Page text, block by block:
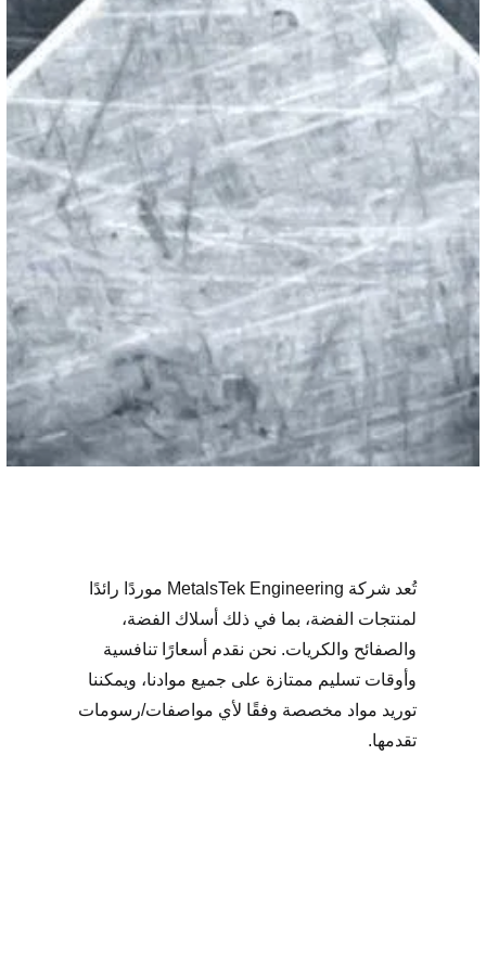
تُعد شركة MetalsTek Engineering موردًا رائدًا
لمنتجات الفضة، بما في ذلك أسلاك الفضة،
والصفائح والكريات. نحن نقدم أسعارًا تنافسية
وأوقات تسليم ممتازة على جميع موادنا، ويمكننا
توريد مواد مخصصة وفقًا لأي مواصفات/رسومات
تقدمها.